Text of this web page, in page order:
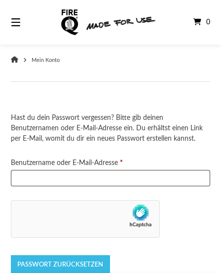
0
Mein Konto
Hast du dein Passwort vergessen? Bitte gib deinen
Benutzernamen oder E-Mail-Adresse ein. Du erhältst einen Link
per E-Mail, womit du dir ein neues Passwort erstellen kannst.
Benutzername oder E-Mail-Adresse*
PASSWORT ZURÜCKSETZEN